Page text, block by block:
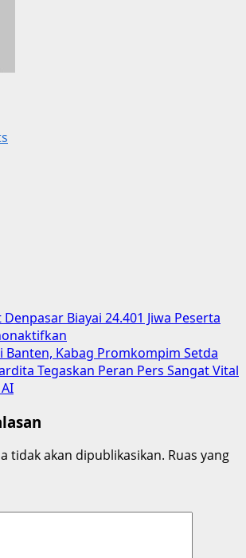
Biayai 24.401 Jiwa Peserta
Banten, Kabag Promkompim Setda
Tegaskan Peran Pers Sangat Vital
tidak akan dipublikasikan. Ruas yang